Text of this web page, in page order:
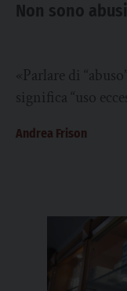
Non sono
«Parlare di
significa “uso
Andrea Frison